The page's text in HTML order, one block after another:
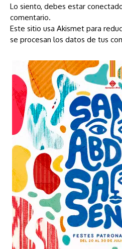
Lo siento, debes estar
comentario.
Este sitio usa Akismet para
se procesan los datos de tus